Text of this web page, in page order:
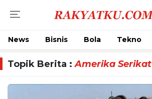
News Bisnis Bola Tekno
Topik Berita :Amerika Serikat